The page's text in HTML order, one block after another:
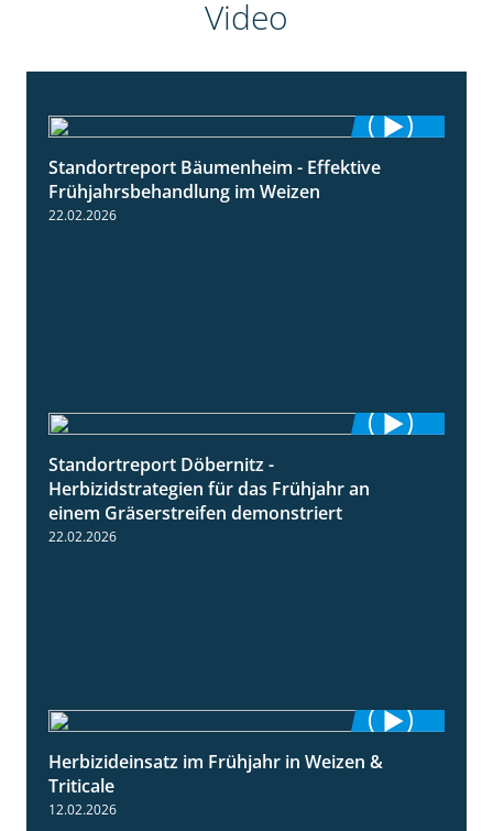
Video
4:20
Standortreport Bäumenheim - Effektive
Frühjahrsbehandlung im Weizen
22.02.2026
Standortreport Döbernitz -
Herbizidstrategien für das Frühjahr an
einem Gräserstreifen demonstriert
22.02.2026
2:39
Herbizideinsatz im Frühjahr in Weizen &
Triticale
12.02.2026